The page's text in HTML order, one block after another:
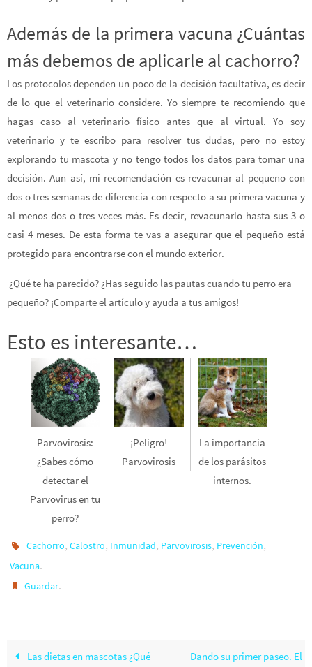
Además de la primera vacuna ¿Cuántas
más debemos de aplicarle al cachorro?
Los protocolos dependen un poco de la decisión facultativa, es decir
de lo que el veterinario considere. Yo siempre te recomiendo que
hagas caso al veterinario físico antes que al virtual. Yo soy
veterinario y te escribo para resolver tus dudas, pero no estoy
explorando tu mascota y no tengo todos los datos para tomar una
decisión. Aun así, mi recomendación es revacunar al pequeño con
dos o tres semanas de diferencia con respecto a su primera vacuna y
al menos dos o tres veces más. Es decir, revacunarlo hasta sus 3 o
casi 4 meses. De esta forma te vas a asegurar que el pequeño está
protegido para encontrarse con el mundo exterior.
¿Qué te ha parecido? ¿Has seguido las pautas cuando tu perro era
pequeño? ¡Comparte el artículo y ayuda a tus amigos!
Esto es interesante…
Parvovirosis:
¿Sabes cómo
detectar el
Parvovirus en tu
perro?
¡Peligro!
Parvovirosis
La importancia
de los parásitos
internos.
Cachorro,Calostro, Inmunidad, Parvovirosis, Prevención,
Vacuna.
Guardar.
Las dietas en mascotas ¿Qué
Dando su primer paseo. El